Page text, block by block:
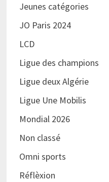
Jeunes catégories
JO Paris 2024
LCD
Ligue des champions
Ligue deux Algérie
Ligue Une Mobilis
Mondial 2026
Non classé
Omni sports
Réflèxion